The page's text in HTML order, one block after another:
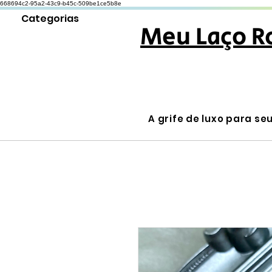
668694c2-95a2-43c9-b45c-509be1ce5b8e
Categorias
Meu Laço
A grife de luxo para